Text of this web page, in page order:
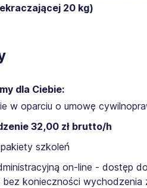
20 kg)
dla Ciebie:
w oparciu o umowę
32,00 zł brutto/h
pakiety szkoleń
on-line - dostęp
bez konieczności wychodzenia